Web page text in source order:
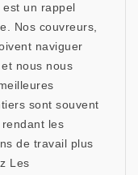
un rappel
Nos couvreurs,
naviguer
nous nous
sont souvent
les
de travail plus
Les